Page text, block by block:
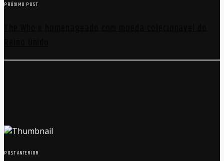
PRÓXIMO POST
POST ANTERIOR